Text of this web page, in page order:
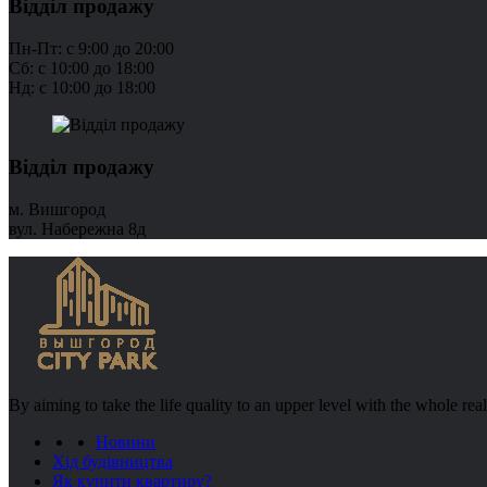
Відділ продажу
Пн-Пт: с 9:00 до 20:00
Сб: с 10:00 до 18:00
Нд: с 10:00 до 18:00
Відділ продажу
м. Вишгород
вул. Набережна 8д
By aiming to take the life quality to an upper level with the whole
Новини
Хід будівництва
Як купити квартиру?